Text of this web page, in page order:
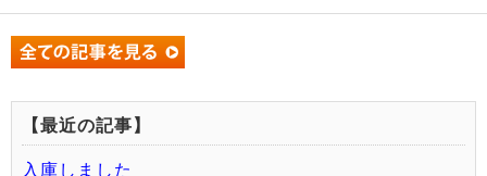
【最近の記事】
入庫しました